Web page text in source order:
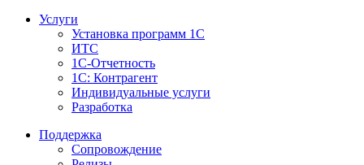
Услуги
Установка программ 1С
ИТС
1С-Отчетность
1С: Контрагент
Индивидуальные услуги
Разработка
Поддержка
Сопровождение